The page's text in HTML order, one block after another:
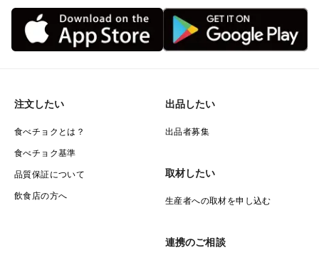
注文したい
食べチョクとは？
食べチョク基準
品質保証について
飲食店の方へ
出品したい
出品者募集
取材したい
生産者への取材を申し込む
連携のご相談